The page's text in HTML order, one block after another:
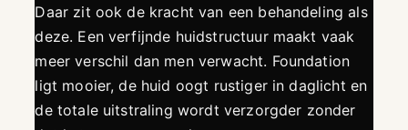
Daar zit ook de kracht van een behandeling als
deze. Een verfijnde huidstructuur maakt vaak
meer verschil dan men verwacht. Foundation
ligt mooier, de huid oogt rustiger in daglicht en
de totale uitstraling wordt verzorgder zonder